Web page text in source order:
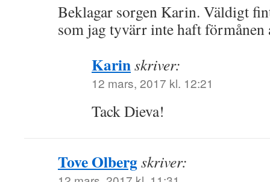
Beklagar sorgen Karin. Väldigt
som jag tyvärr inte haft förmånen
Karinskriver:
12 mars, 2017 kl. 12:21
Tack Dieva!
Tove Olbergskriver: